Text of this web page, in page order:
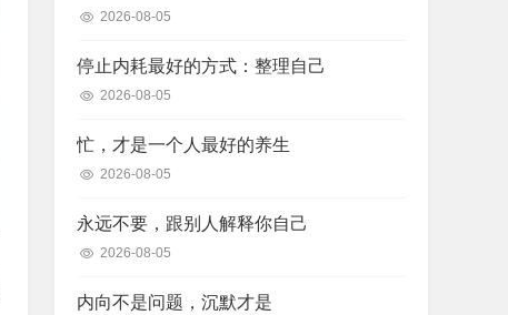
2026-08-05
停止内耗最好的方式：整理自己
2026-08-05
忙，才是一个人最好的养生
2026-08-05
永远不要，跟别人解释你自己
2026-08-05
内向不是问题，沉默才是